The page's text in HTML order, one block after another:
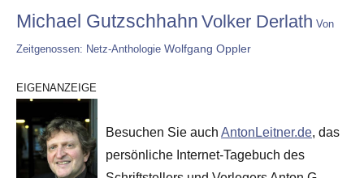
Michael Gutzschhahn Volker Derlath Von
Zeitgenossen: Netz-Anthologie Wolfgang Oppler
EIGENANZEIGE
Besuchen Sie auch AntonLeitner.de, das
persönliche Internet-Tagebuch des